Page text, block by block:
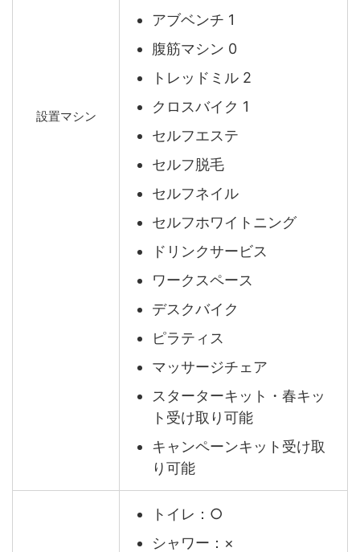
設置マシン
アブベンチ 1
腹筋マシン 0
トレッドミル 2
クロスバイク 1
セルフエステ
セルフ脱毛
セルフネイル
セルフホワイトニング
ドリンクサービス
ワークスペース
デスクバイク
ピラティス
マッサージチェア
スターターキット・春キッ
ト受け取り可能
キャンペーンキット受け取
り可能
トイレ：○
シャワー：×